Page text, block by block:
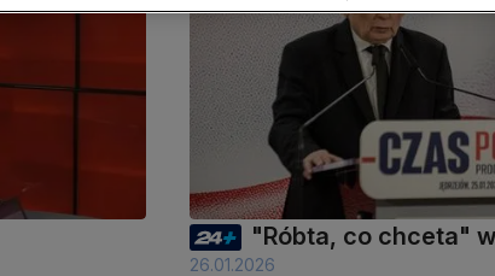
"Róbta, co chceta"
26.01.2026